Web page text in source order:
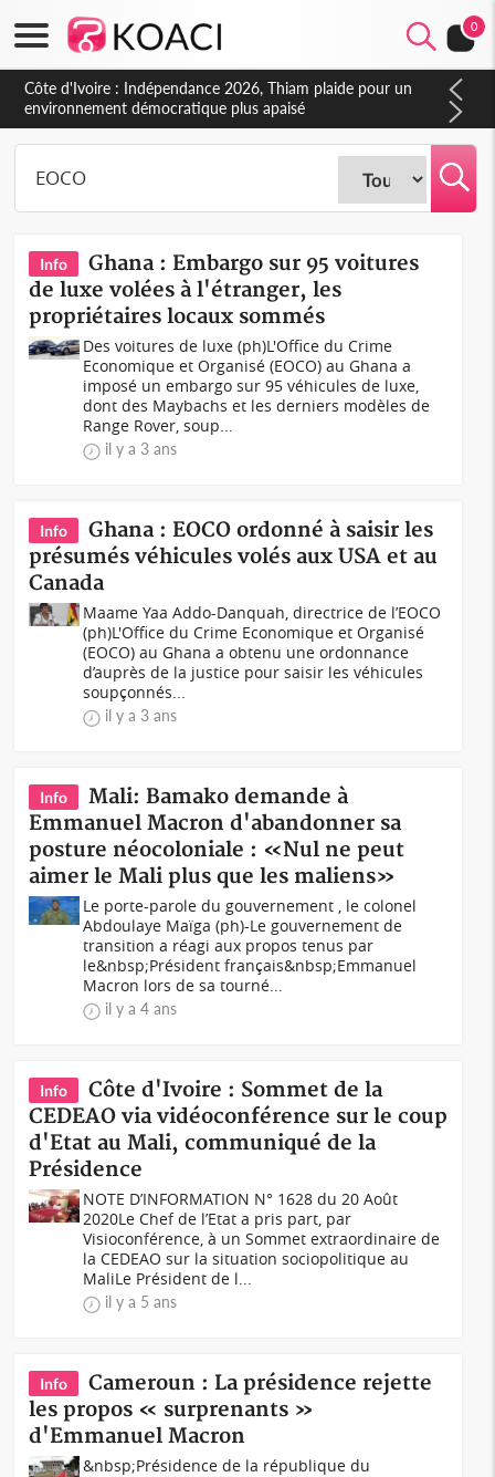
0
Côte d'Ivoire : Indépendance 2026, Thiam plaide pour un
environnement démocratique plus apaisé
Info
Ghana : Embargo sur 95 voitures
de luxe volées à l'étranger, les
propriétaires locaux sommés
Des voitures de luxe (ph)L'Office du Crime
Economique et Organisé (EOCO) au Ghana a
imposé un embargo sur 95 véhicules de luxe,
dont des Maybachs et les derniers modèles de
Range Rover, soup...
il y a 3 ans
Info
Ghana : EOCO ordonné à saisir les
présumés véhicules volés aux USA et au
Canada
Maame Yaa Addo-Danquah, directrice de l’EOCO
(ph)L'Office du Crime Economique et Organisé
(EOCO) au Ghana a obtenu une ordonnance
d’auprès de la justice pour saisir les véhicules
soupçonnés...
il y a 3 ans
Info
Mali: Bamako demande à
Emmanuel Macron d'abandonner sa
posture néocoloniale : «Nul ne peut
aimer le Mali plus que les maliens»
Le porte-parole du gouvernement , le colonel
Abdoulaye Maïga (ph)-Le gouvernement de
transition a réagi aux propos tenus par
le&nbsp;Président français&nbsp;Emmanuel
Macron lors de sa tourné...
il y a 4 ans
Info
Côte d'Ivoire : Sommet de la
CEDEAO via vidéoconférence sur le coup
d'Etat au Mali, communiqué de la
Présidence
NOTE D’INFORMATION N° 1628 du 20 Août
2020Le Chef de l’Etat a pris part, par
Visioconférence, à un Sommet extraordinaire de
la CEDEAO sur la situation sociopolitique au
MaliLe Président de l...
il y a 5 ans
Info
Cameroun : La présidence rejette
les propos « surprenants »
d'Emmanuel Macron
&nbsp;Présidence de la république du